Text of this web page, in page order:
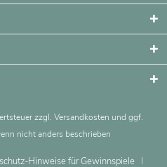
zzgl. Versandkosten und ggf.
nicht anders beschrieben
Hinweise für Gewinnspiele